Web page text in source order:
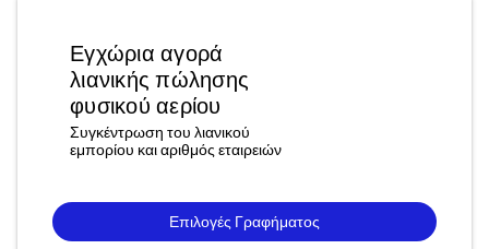
Εγχώρια αγορά
λιανικής πώλησης
φυσικού αερίου
Συγκέντρωση του λιανικού
εμπορίου και αριθμός εταιρειών
Επιλογές Γραφήματος